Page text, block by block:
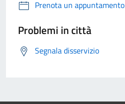
Prenota un appuntamento
Problemi in città
Segnala disservizio